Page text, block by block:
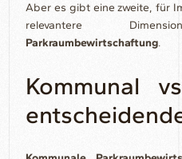
Aber es gibt eine zweite, für
relevantere
Parkraumbewirtschaftung.
Kommunal